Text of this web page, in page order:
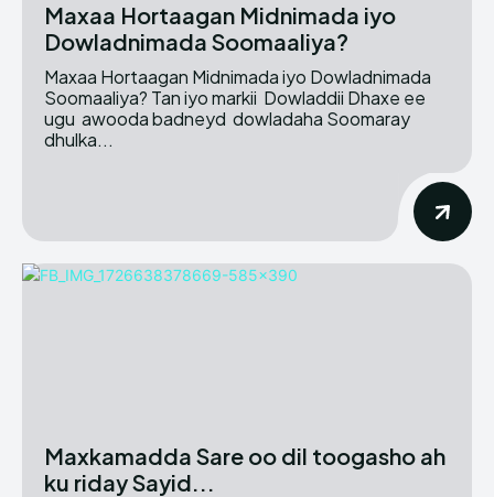
Maxaa Hortaagan Midnimada iyo
Dowladnimada Soomaaliya?
Maxaa Hortaagan Midnimada iyo Dowladnimada
Soomaaliya? Tan iyo markii Dowladdii Dhaxe ee
ugu awooda badneyd dowladaha Soomaray
dhulka...
Maxkamadda Sare oo dil toogasho ah
ku riday Sayid...